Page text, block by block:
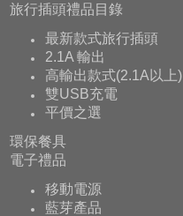
旅行插頭禮品目錄
最新款式旅行插頭
2.1A 輸出
高輸出款式(2.1A以上)
雙USB充電
平價之選
環保餐具
電子禮品
移動電源
藍芽產品